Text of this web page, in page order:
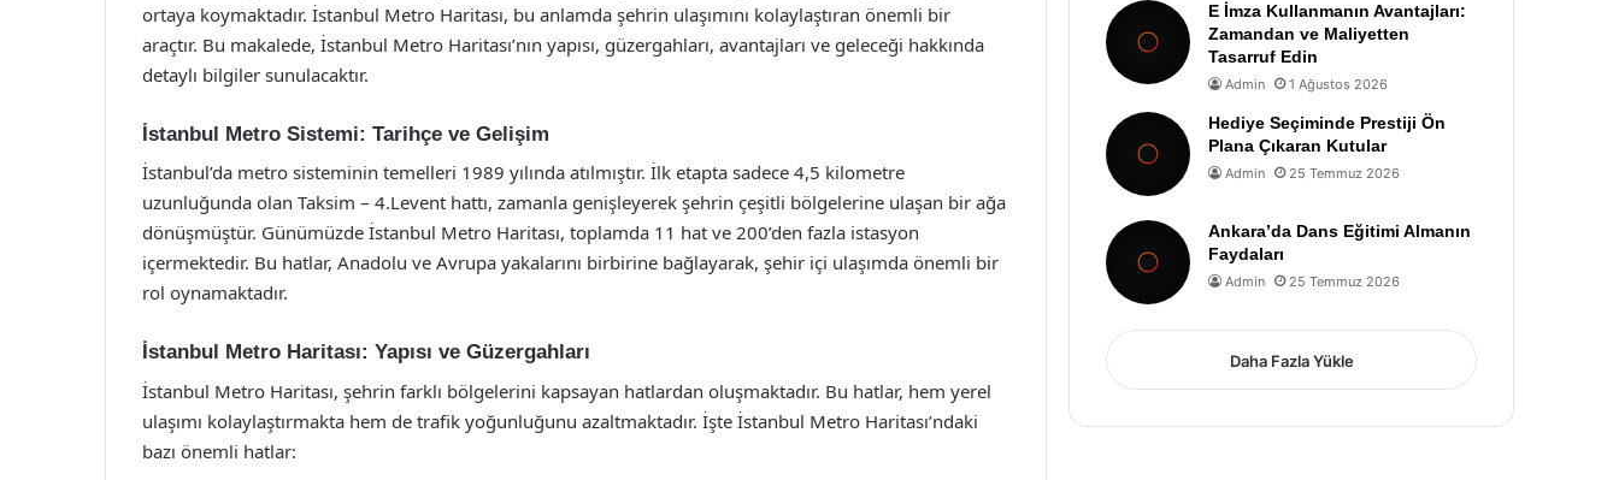
ortaya koymaktadır. İstanbul Metro Haritası, bu anlamda şehrin ulaşımını kolaylaştıran önemli bir
araçtır. Bu makalede, İstanbul Metro Haritası’nın yapısı, güzergahları, avantajları ve geleceği hakkında
detaylı bilgiler sunulacaktır.
İstanbul Metro Sistemi: Tarihçe ve Gelişim
İstanbul’da metro sisteminin temelleri 1989 yılında atılmıştır. İlk etapta sadece 4,5 kilometre
uzunluğunda olan Taksim – 4.Levent hattı, zamanla genişleyerek şehrin çeşitli bölgelerine ulaşan bir ağa
dönüşmüştür. Günümüzde İstanbul Metro Haritası, toplamda 11 hat ve 200’den fazla istasyon
içermektedir. Bu hatlar, Anadolu ve Avrupa yakalarını birbirine bağlayarak, şehir içi ulaşımda önemli bir
rol oynamaktadır.
İstanbul Metro Haritası: Yapısı ve Güzergahları
İstanbul Metro Haritası, şehrin farklı bölgelerini kapsayan hatlardan oluşmaktadır. Bu hatlar, hem yerel
ulaşımı kolaylaştırmakta hem de trafik yoğunluğunu azaltmaktadır. İşte İstanbul Metro Haritası’ndaki
bazı önemli hatlar:
E İmza Kullanmanın Avantajları:
Zamandan ve Maliyetten
Tasarruf Edin
Admin 1 Ağustos 2026
Hediye Seçiminde Prestiji Ön
Plana Çıkaran Kutular
Admin 25 Temmuz 2026
Ankara’da Dans Eğitimi Almanın
Faydaları
Admin 25 Temmuz 2026
Daha Fazla Yükle